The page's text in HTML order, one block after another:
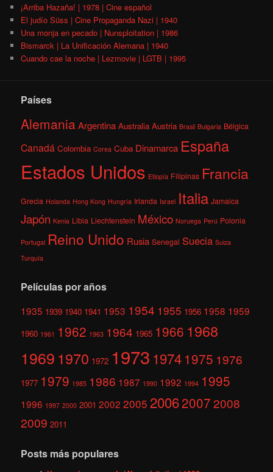
¡Arriba Hazaña! | 1978 | Cine español
El judío Süss | Cine Propaganda Nazi | 1940
Una monja en pecado | Nunsploitation | 1986
Bismarck | La Unificación Alemana | 1940
Cuando cae la noche | Lezmovie | LGTB | 1995
Países
AlemaniaArgentina Australia Austria Brasil Bulgaria Bélgica
Canadá Colombia Corea Cuba Dinamarca España
Estados Unidos Etiopía Filipinas Francia
Grecia Holanda Hong Kong Hungría Irlanda Israel Italia Jamaica
Japón Kenia Libia Liechtenstein México Noruega Perú Polonia
Portugal Reino Unido Rusia Senegal Suecia Suiza
Turquía
Películas por años
1935 1939 1940 1941 1953 1954 1955 1956 1958 1959
1960 1961 1962 1963 1964 1965 1966 1968
1969 1970 1972 1973 1974 1975 1976
1977 1979 1985 1986 1987 1990 1992 1994 1995
1996 1997 2000 2001 2002 2005 200620072008
2009 2011
Posts más populares